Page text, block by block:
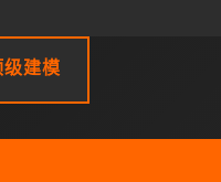
建模